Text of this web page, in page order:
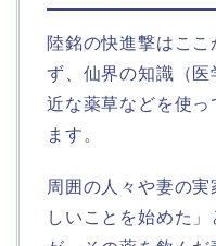
陸銘の快進撃はこ
ず、仙界の知識（
近な薬草などを使
ます。
周囲の人々や妻の
しいことを始めた